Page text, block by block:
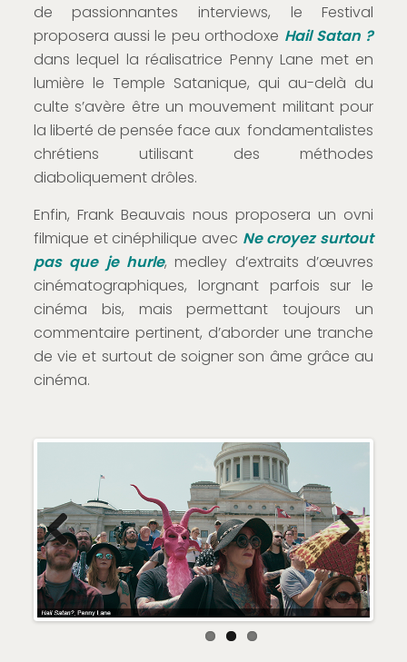
de passionnantes interviews, le Festival
proposera aussi le peu orthodoxe Hail Satan ?
dans lequel la réalisatrice Penny Lane met en
lumière le Temple Satanique, qui au-delà du
culte s’avère être un mouvement militant pour
la liberté de pensée face aux fondamentalistes
chrétiens utilisant des méthodes
diaboliquement drôles.
Enfin, Frank Beauvais nous proposera un ovni
filmique et cinéphilique avec Ne croyez surtout
pas que je hurle, medley d’extraits d’œuvres
cinématographiques, lorgnant parfois sur le
cinéma bis, mais permettant toujours un
commentaire pertinent, d’aborder une tranche
de vie et surtout de soigner son âme grâce au
cinéma.
Previous Next